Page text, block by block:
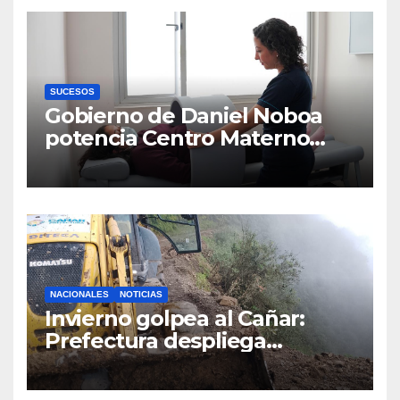
SUCESOS
Gobierno de Daniel Noboa
potencia Centro Materno
Infantil y Emergencias en
Cuenca con nuevos equipos
NACIONALES NOTICIAS
Invierno golpea al Cañar:
Prefectura despliega
maquinaria en toda la
provincia para mantener las